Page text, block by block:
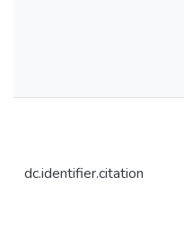
dc.identifier.citation